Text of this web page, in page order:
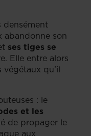
densément
abandonne son
ses tiges se
Elle entre alors
végétaux qu’il
: le
et les
de propager le
aux